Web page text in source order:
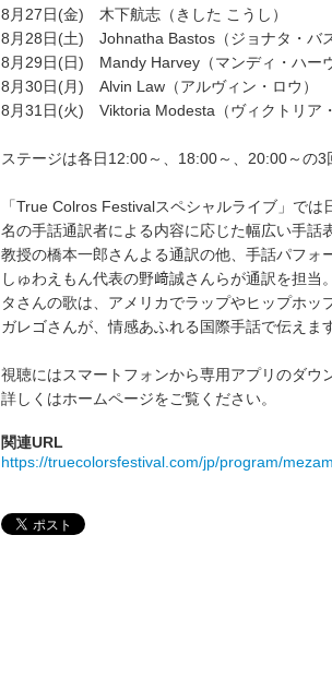
8月27日(金) 木下航志（きした こうし）
8月28日(土) Johnatha Bastos（ジョナタ・バス
8月29日(日) Mandy Harvey（マンディ・ハーヴ
8月30日(月) Alvin Law（アルヴィン・ロウ）
8月31日(火) Viktoria Modesta（ヴィクトリア・
ステージは各日12:00～、18:00～、20:00～の3
「True Colros Festivalスペシャルライブ」で
名の手話通訳者による内容に応じた幅広い手
教授の橋本一郎さんよる通訳の他、手話パフォ
しゅわえもん代表の野﨑誠さんらが通訳を担
タさんの歌は、アメリカでラップやヒップホッ
ガレゴさんが、情感あふれる国際手話で伝えます
視聴にはスマートフォンから専用アプリのダウ
詳しくはホームページをご覧ください。
関連URL
https://truecolorsfestival.com/jp/program/